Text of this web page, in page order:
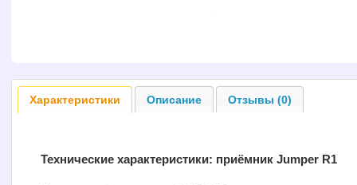
Характеристики Описание Отзывы (0)
Технические характеристики: приёмник Jumper R1